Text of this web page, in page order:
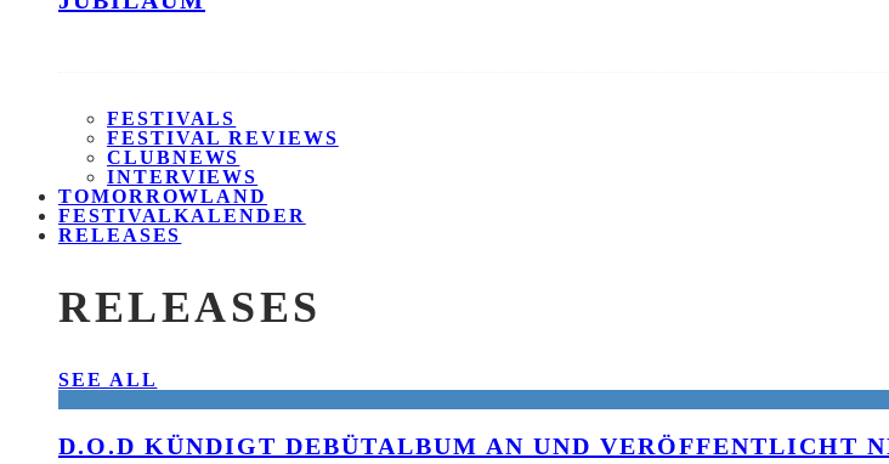
FESTIVALS
FESTIVAL REVIEWS
CLUBNEWS
INTERVIEWS
TOMORROWLAND
FESTIVALKALENDER
RELEASES
RELEASES
SEE ALL
D.O.D KÜNDIGT DEBÜTALBUM AN UND VERÖFFENTLICHT